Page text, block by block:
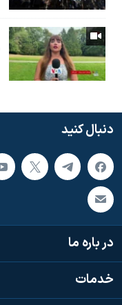
دنبال کنید
در باره ما
خدمات